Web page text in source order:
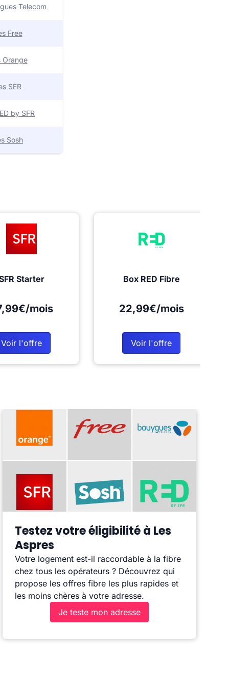
Telecom
Free
Orange
SFR
by SFR
Sosh
Starter
mois
Voir l'offre
Box RED Fibre
22,99€/mois
Voir l'offre
Testez votre éligibilité à Les
Aspres
Votre logement est-il raccordable à la fibre
chez tous les opérateurs ? Découvrez qui
propose les offres fibre les plus rapides et
les moins chères à votre adresse.
Je teste mon adresse